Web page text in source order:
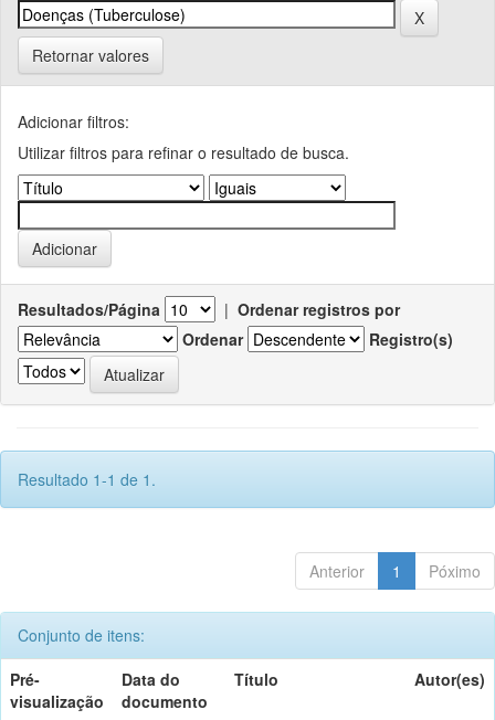
Retornar valores
Adicionar filtros:
Utilizar filtros para refinar o resultado de busca.
Resultados/Página | Ordenar registros por
Ordenar
Registro(s)
Resultado 1-1 de 1.
Anterior 1 Póximo
Conjunto de itens:
Pré-
visualização
Data do
documento
Título Autor(es)